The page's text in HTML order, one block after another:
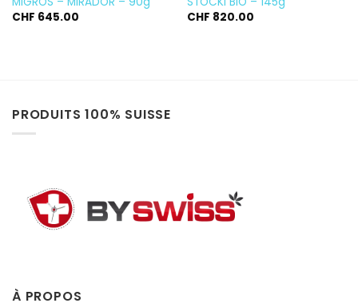
CHF 645.00
CHF 820.00
PRODUITS 100% SUISSE
À PROPOS